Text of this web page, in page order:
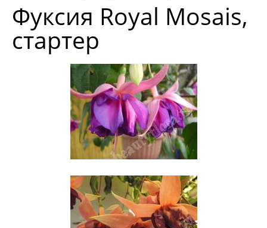
Фуксия Royal Mosais,
стартер